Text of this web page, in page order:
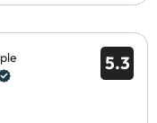
5.3